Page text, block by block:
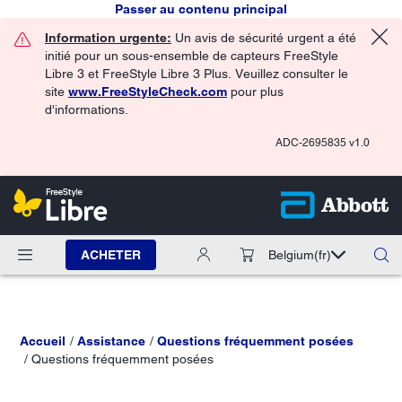
Passer au contenu principal
Information urgente: Un avis de sécurité urgent a été
initié pour un sous-ensemble de capteurs FreeStyle
Libre 3 et FreeStyle Libre 3 Plus. Veuillez consulter le
site www.FreeStyleCheck.com pour plus
d'informations.
ADC-2695835 v1.0
ACHETER Belgium(fr)
Accueil Assistance
Questions fréquemment posées
Questions fréquemment posées